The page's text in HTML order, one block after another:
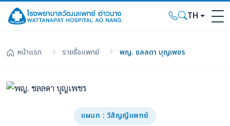
TH
หน้าแรก รายชื่อแพทย์ พญ. ชลลดา บุญเพชร
แผนก : วิสัญญีแพทย์